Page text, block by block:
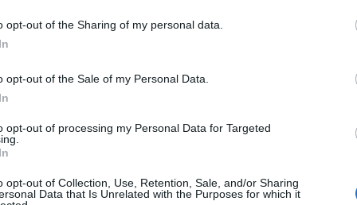
opt-out of the Sharing of my personal data.
opt-out of the Sale of my Personal Data.
opt-out of processing my Personal Data for Targeted
opt-out of Collection, Use, Retention, Sale, and/or Sharing
Data that Is Unrelated with the Purposes for which it